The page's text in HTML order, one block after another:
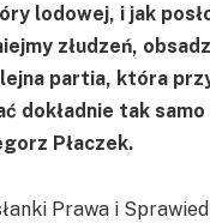
lodowej, i jak
złudzeń,
partia, która
dokładnie tak samo
Płaczek.
Prawa i